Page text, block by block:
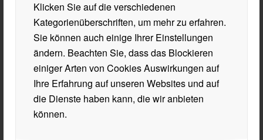
Klicken Sie auf die verschiedenen
Kategorienüberschriften, um mehr zu erfahren.
Sie können auch einige Ihrer Einstellungen
ändern. Beachten Sie, dass das Blockieren
einiger Arten von Cookies Auswirkungen auf
Ihre Erfahrung auf unseren Websites und auf
die Dienste haben kann, die wir anbieten
können.
Wochen die Nachricht, dass unser Projekt mit einem
Sonderpreis im Wert von 700,- € ausgezeichnet
wurde! Die Preisverleihung fand am 11. Juni in
Salzburg statt, wo sich diverse Größen aus Industrie
und Politik (Präsident der Industriellenvereinigung,
Landeshauptmannstellvertreter usw.) am Rednerpult
abwechselten und die BHAK/BHAS Wörgl neben
einigen anderen Schulen (aber als einzige von 2